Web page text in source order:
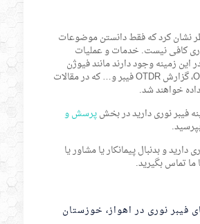
نشان کرد که فقط دانستن موضوعات
کافی نیست. خدمات و عملیات
این زمینه وجود دارند مانند فیوژن
فیبرنوری یا OCDF، گزارش OTDR فیبر و… که در مقالات
خواهند شد.
فیبر نوری دارید در بخشپرسش و
دارید و بدنبال پیمانکار یا مشاور یا
ما تماس بگیرید.
فیبر نوری در اهواز، خوزستان